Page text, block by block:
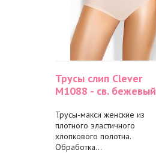
Трусы слип Clever
M1088 - св. бежевый
Трусы-макси женские из
плотного эластичного
хлопкового полотна.
Обработка...